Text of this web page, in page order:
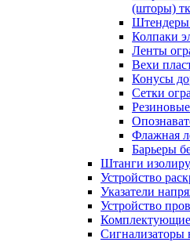
(шторы)
Штендеры
Колпаки
Ленты
Вехи
Конусы
Сетки
Флажная
Барьеры
Штанги
Устройство
Указатели
Устройство
Комплектующие
Сигнализаторы